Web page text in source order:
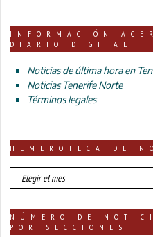
INFORMACIÓN
DIARIO DIGITAL
Noticias de última hora en
Noticias Tenerife Norte
Términos legales
HEMEROTECA DE
HEMEROTECA
DE
NÚMERO DE
POR SECCIONES